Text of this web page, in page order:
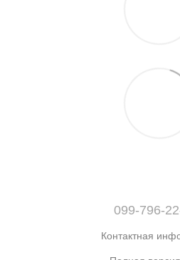
099-796-
Контактная